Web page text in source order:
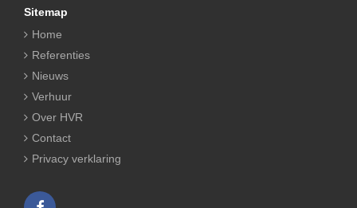
Sitemap
Home
Referenties
Nieuws
Verhuur
Over HVR
Contact
Privacy verklaring